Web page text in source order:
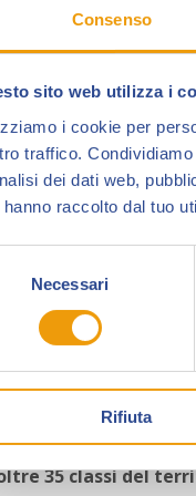
Consenso
sito web utilizza i
i cookie per
traffico.
dei dati web,
hanno raccolto dal tuo
Necessari
Rifiuta
non solo i calchi
“Alan Ford”, e di
italiano, che arricchirà
detto Fernet”, ha
50 anni, una
dei collezionisti e
ha centrato
richiamando giovani
che hanno visto
ospiti che
e dall’Orange
35 classi del